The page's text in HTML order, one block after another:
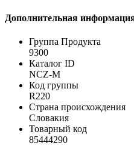
Дополнительная
Группа Продукта
9300
Каталог ID
NCZ-M
Код группы
R220
Страна происхождения
Словакия
Товарный код
85444290